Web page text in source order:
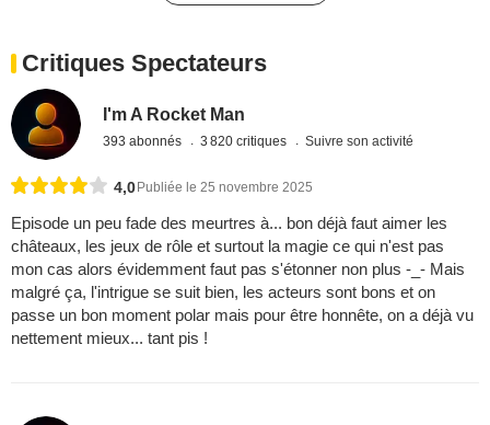
Critiques Spectateurs
I'm A Rocket Man
393 abonnés 3 820 critiques Suivre son activité
4,0Publiée le 25 novembre 2025
Episode un peu fade des meurtres à... bon déjà faut aimer les
châteaux, les jeux de rôle et surtout la magie ce qui n'est pas
mon cas alors évidemment faut pas s'étonner non plus -_- Mais
malgré ça, l'intrigue se suit bien, les acteurs sont bons et on
passe un bon moment polar mais pour être honnête, on a déjà vu
nettement mieux... tant pis !